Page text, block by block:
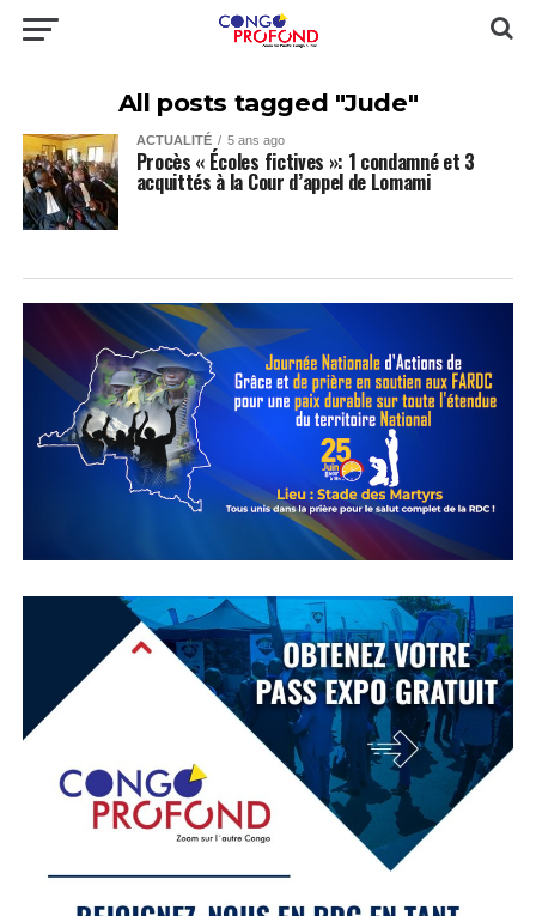
All posts tagged "Jude"
ACTUALITÉ 5 ans ago
Procès « Écoles fictives »: 1 condamné et 3
acquittés à la Cour d’appel de Lomami